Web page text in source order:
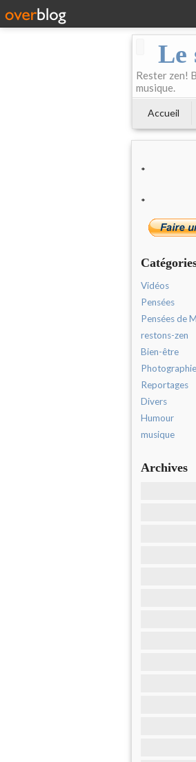
Le
Rester zen!
musique.
Accueil
*
*
Vidéos
Pensées
Pensées de
restons-zen
Bien-être
Reportages
Divers
Humour
musique
Archives